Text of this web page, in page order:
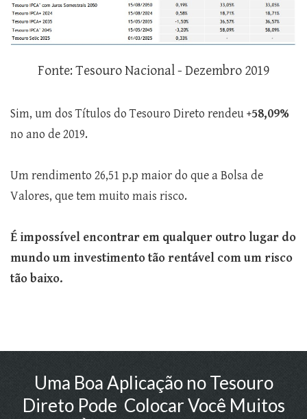
Fonte: Tesouro Nacional - Dezembro 2019
Sim, um dos Títulos do Tesouro Direto rendeu+58,09%
no ano de 2019.
Um rendimento 26,51 p.p maior do que a Bolsa de
Valores, que tem muito mais risco.
É impossível encontrar em qualquer outro lugar do
mundo um investimento tão rentável com um risco
tão baixo.
Uma Boa Aplicação no Tesouro
Direto Pode Colocar Você Muitos